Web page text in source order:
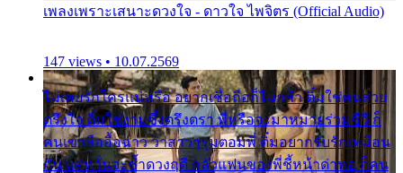
เพลงเพราะเสนาะดวงใจ - ดาวใจ ไพจิตร (Official Audio)
147 views • 10.07.2569
ไม่เคยรักใครแน่หรือ อยากเชื่อถือก็ไม่กล้า ติ๋มใช่คนสวย
ตรึงใจ ติ๋มใช่งามซึ้งตรึงตรา พี่หรือจะมาหมายร่วมชีวี ก็
คนเขาลืออื้อฉาว ว่าสาวๆรุมตอมพี่ ติ๋มอยากรับรักเหมือน
กัน แต่หวั่นจะช้ำดวงฤดี กลัวแฟนของพี่ชี้หน้าด่าทอ ก็คน